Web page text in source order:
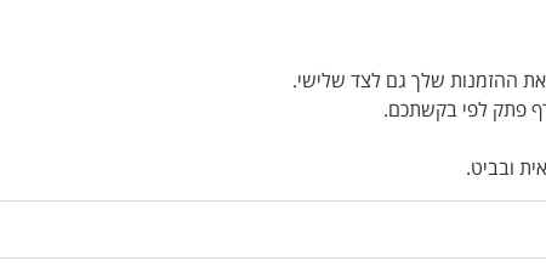
ההזמנות שלך גם לצד שלישי.
פתק לפי בקשתכם.
ובביט.